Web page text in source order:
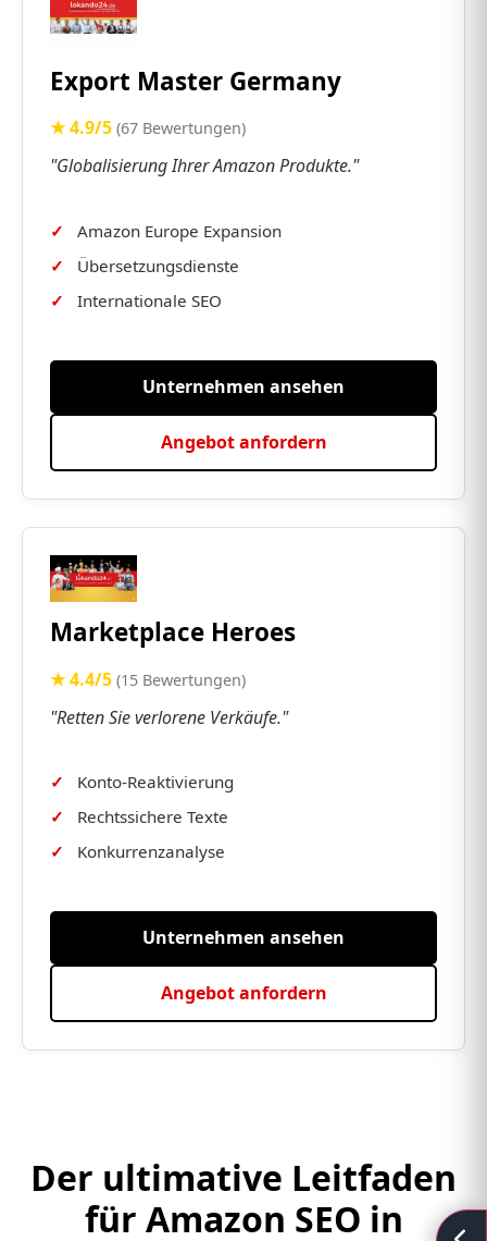
Export Master Germany
★ 4.9/5 (67 Bewertungen)
"Globalisierung Ihrer Amazon Produkte."
Amazon Europe Expansion
Übersetzungsdienste
Internationale SEO
Unternehmen ansehen
Angebot anfordern
Marketplace Heroes
★ 4.4/5 (15 Bewertungen)
"Retten Sie verlorene Verkäufe."
Konto-Reaktivierung
Rechtssichere Texte
Konkurrenzanalyse
Unternehmen ansehen
Angebot anfordern
Der ultimative Leitfaden
für Amazon SEO in